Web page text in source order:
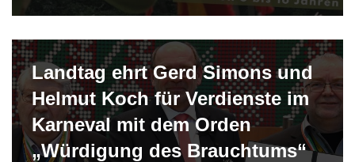
Landtag ehrt Gerd Simons und
Helmut Koch für Verdienste im
Karneval mit dem Orden
„Würdigung des Brauchtums“